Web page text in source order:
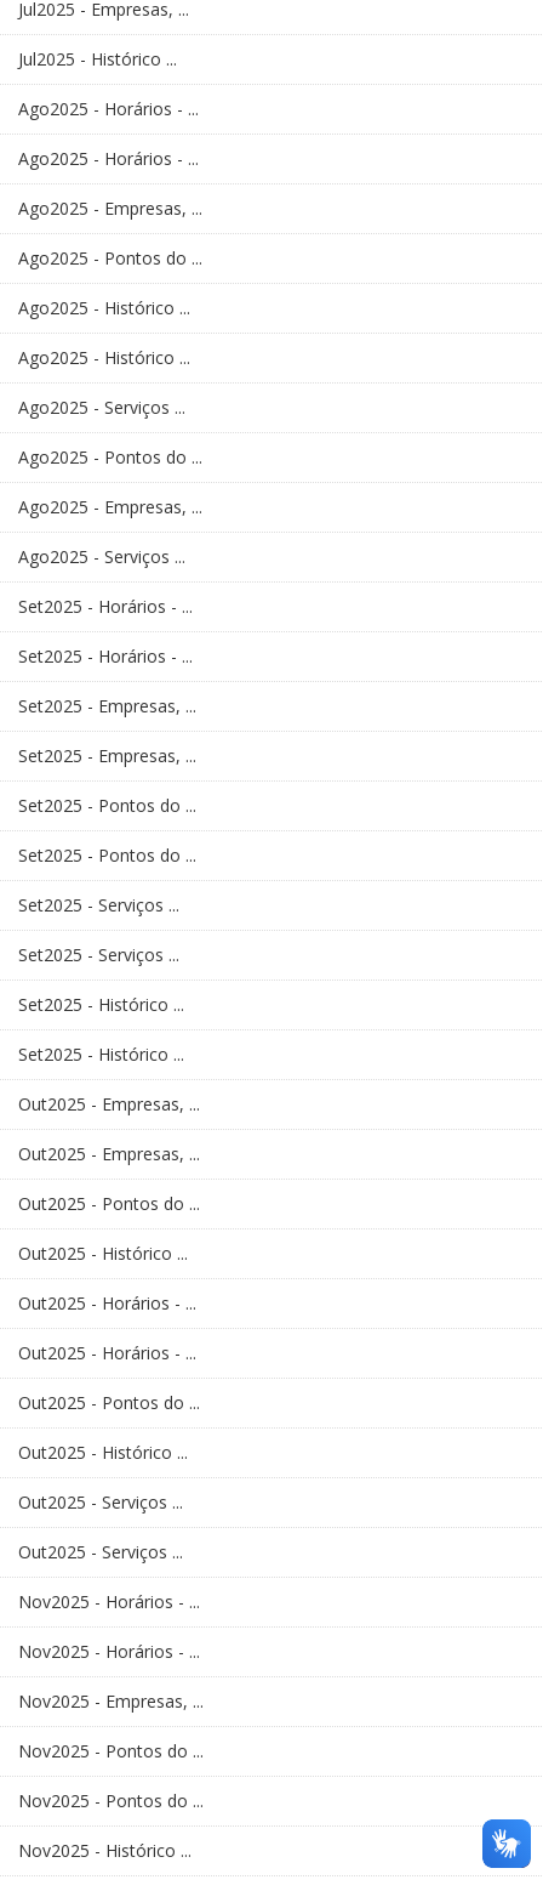
Jul2025 - Empresas, ...
Jul2025 - Histórico ...
Ago2025 - Horários - ...
Ago2025 - Horários - ...
Ago2025 - Empresas, ...
Ago2025 - Pontos do ...
Ago2025 - Histórico ...
Ago2025 - Histórico ...
Ago2025 - Serviços ...
Ago2025 - Pontos do ...
Ago2025 - Empresas, ...
Ago2025 - Serviços ...
Set2025 - Horários - ...
Set2025 - Horários - ...
Set2025 - Empresas, ...
Set2025 - Empresas, ...
Set2025 - Pontos do ...
Set2025 - Pontos do ...
Set2025 - Serviços ...
Set2025 - Serviços ...
Set2025 - Histórico ...
Set2025 - Histórico ...
Out2025 - Empresas, ...
Out2025 - Empresas, ...
Out2025 - Pontos do ...
Out2025 - Histórico ...
Out2025 - Horários - ...
Out2025 - Horários - ...
Out2025 - Pontos do ...
Out2025 - Histórico ...
Out2025 - Serviços ...
Out2025 - Serviços ...
Nov2025 - Horários - ...
Nov2025 - Horários - ...
Nov2025 - Empresas, ...
Nov2025 - Pontos do ...
Nov2025 - Pontos do ...
Nov2025 - Histórico ...